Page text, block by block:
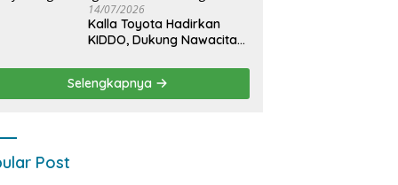
14/07/2026
Kalla Toyota Hadirkan
KIDDO, Dukung Nawacita
CiptakanPengalaman
Bermakna &
Menyenangkan bagi Anak
Selengkapnya
Post